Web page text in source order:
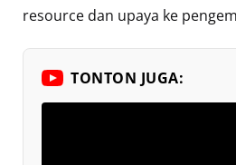
resource dan upaya ke
TONTON JUGA: